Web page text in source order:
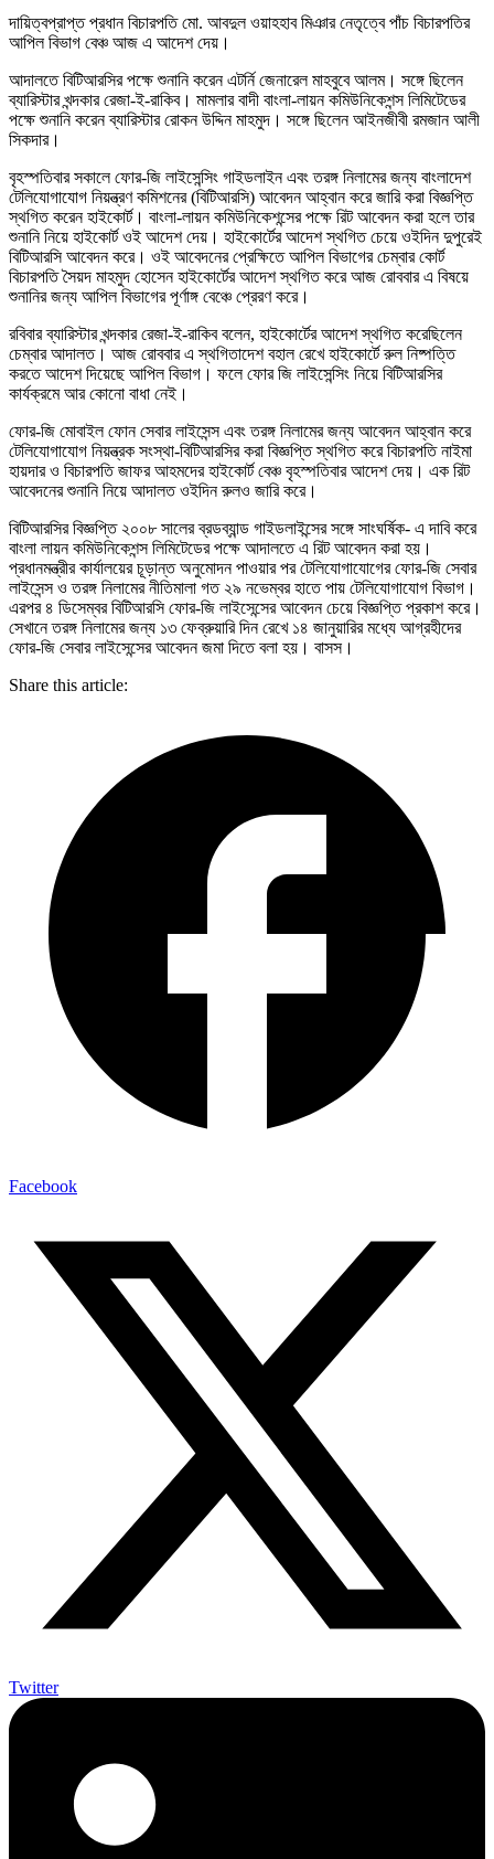
দায়িত্বপ্রাপ্ত প্রধান বিচারপতি মো. আবদুল ওয়াহহাব মিঞার নেতৃত্বে পাঁচ বিচারপতির
আপিল বিভাগ বেঞ্চ আজ এ আদেশ দেয়।
আদালতে বিটিআরসির পক্ষে শুনানি করেন এটর্নি জেনারেল মাহবুবে আলম। সঙ্গে ছিলেন
ব্যারিস্টার খন্দকার রেজা-ই-রাকিব। মামলার বাদী বাংলা-লায়ন কমিউনিকেশন্স লিমিটেডের
পক্ষে শুনানি করেন ব্যারিস্টার রোকন উদ্দিন মাহমুদ। সঙ্গে ছিলেন আইনজীবী রমজান আলী
সিকদার।
বৃহস্পতিবার সকালে ফোর-জি লাইসেন্সিং গাইডলাইন এবং তরঙ্গ নিলামের জন্য বাংলাদেশ
টেলিযোগাযোগ নিয়ন্ত্রণ কমিশনের (বিটিআরসি) আবেদন আহ্বান করে জারি করা বিজ্ঞপ্তি
স্থগিত করেন হাইকোর্ট। বাংলা-লায়ন কমিউনিকেশন্সের পক্ষে রিট আবেদন করা হলে তার
শুনানি নিয়ে হাইকোর্ট ওই আদেশ দেয়। হাইকোর্টের আদেশ স্থগিত চেয়ে ওইদিন দুপুরেই
বিটিআরসি আবেদন করে। ওই আবেদনের প্রেক্ষিতে আপিল বিভাগের চেম্বার কোর্ট
বিচারপতি সৈয়দ মাহমুদ হোসেন হাইকোর্টের আদেশ স্থগিত করে আজ রোববার এ বিষয়ে
শুনানির জন্য আপিল বিভাগের পূর্ণাঙ্গ বেঞ্চে প্রেরণ করে।
রবিবার ব্যারিস্টার খন্দকার রেজা-ই-রাকিব বলেন, হাইকোর্টের আদেশ স্থগিত করেছিলেন
চেম্বার আদালত। আজ রোববার এ স্থগিতাদেশ বহাল রেখে হাইকোর্টে রুল নিষ্পত্তি
করতে আদেশ দিয়েছে আপিল বিভাগ। ফলে ফোর জি লাইসেন্সিং নিয়ে বিটিআরসির
কার্যক্রমে আর কোনো বাধা নেই।
ফোর-জি মোবাইল ফোন সেবার লাইসেন্স এবং তরঙ্গ নিলামের জন্য আবেদন আহ্বান করে
টেলিযোগাযোগ নিয়ন্ত্রক সংস্থা-বিটিআরসির করা বিজ্ঞপ্তি স্থগিত করে বিচারপতি নাইমা
হায়দার ও বিচারপতি জাফর আহমদের হাইকোর্ট বেঞ্চ বৃহস্পতিবার আদেশ দেয়। এক রিট
আবেদনের শুনানি নিয়ে আদালত ওইদিন রুলও জারি করে।
বিটিআরসির বিজ্ঞপ্তি ২০০৮ সালের ব্রডব্যান্ড গাইডলাইন্সের সঙ্গে সাংঘর্ষিক- এ দাবি করে
বাংলা লায়ন কমিউনিকেশন্স লিমিটেডের পক্ষে আদালতে এ রিট আবেদন করা হয়।
প্রধানমন্ত্রীর কার্যালয়ের চূড়ান্ত অনুমোদন পাওয়ার পর টেলিযোগাযোগের ফোর-জি সেবার
লাইসেন্স ও তরঙ্গ নিলামের নীতিমালা গত ২৯ নভেম্বর হাতে পায় টেলিযোগাযোগ বিভাগ।
এরপর ৪ ডিসেম্বর বিটিআরসি ফোর-জি লাইসেন্সের আবেদন চেয়ে বিজ্ঞপ্তি প্রকাশ করে।
সেখানে তরঙ্গ নিলামের জন্য ১৩ ফেব্রুয়ারি দিন রেখে ১৪ জানুয়ারির মধ্যে আগ্রহীদের
ফোর-জি সেবার লাইসেন্সের আবেদন জমা দিতে বলা হয়। বাসস।
Share this article:
Facebook
Twitter